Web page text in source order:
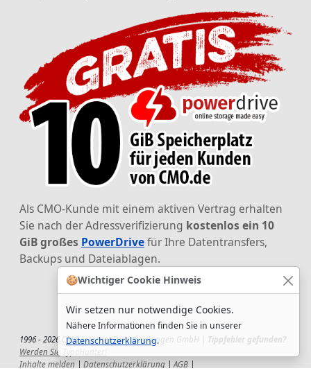
🍪Wichtiger Cookie Hinweis
Wir setzen nur notwendige Cookies.
Nähere Informationen finden Sie in unserer
Datenschutzerklärung.
Als CMO-Kunde mit einem aktiven Vertrag erhalten
Sie nach der Adressverifizierung kostenlos ein 10
GiB großes PowerDrivefür Ihre Datentransfers,
Backups und Dateiablagen.
1996 - 2026 CMO Internet Dienstleistungen GmbH | Tippfehler gefunden?
Werden Sie TypoHunter!
Inhalte melden | Datenschutzerklärung | AGB |